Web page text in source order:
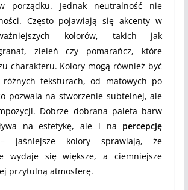
porządku. Jednak neutralność nie
Często pojawiają się akcenty w
kolorów, takich jak
zieleń czy pomarańcz, które
charakteru. Kolory mogą również być
różnych teksturach, od matowych po
pozwala na stworzenie subtelnej, ale
Dobrze dobrana paleta barw
na estetykę, ale i na percepcję
jaśniejsze kolory sprawiają, że
wydaje się większe, a ciemniejsze
przytulną atmosferę.